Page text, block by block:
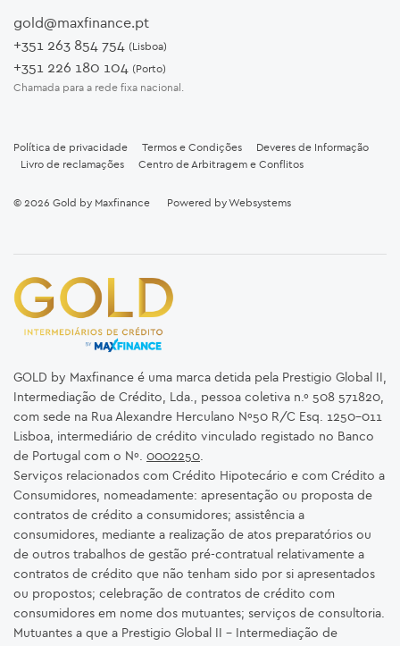
gold@maxfinance.pt
+351 263 854 754 (Lisboa)
+351 226 180 104 (Porto)
Chamada para a rede fixa nacional.
Política de privacidade Termos e Condições
Deveres de Informação
Livro de reclamações
Centro de Arbitragem e Conflitos
© 2026 Gold by Maxfinance Powered byWebsystems
GOLD by Maxfinance é uma marca detida pela Prestigio Global II,
Intermediação de Crédito, Lda., pessoa coletiva n.º 508 571820,
com sede na Rua Alexandre Herculano Nº50 R/C Esq. 1250-011
Lisboa, intermediário de crédito vinculado registado no Banco
de Portugal com o Nº. 0002250.
Serviços relacionados com Crédito Hipotecário e com Crédito a
Consumidores, nomeadamente: apresentação ou proposta de
contratos de crédito a consumidores; assistência a
consumidores, mediante a realização de atos preparatórios ou
de outros trabalhos de gestão pré-contratual relativamente a
contratos de crédito que não tenham sido por si apresentados
ou propostos; celebração de contratos de crédito com
consumidores em nome dos mutuantes; serviços de consultoria.
Mutuantes a que a Prestigio Global II – Intermediação de